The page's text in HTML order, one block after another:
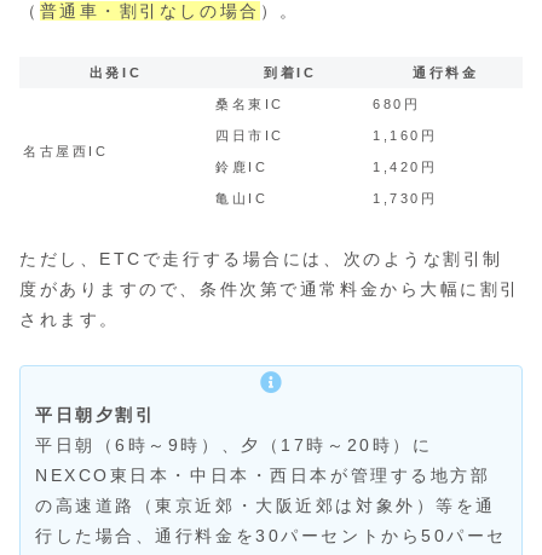
（ 普通車・割引なしの場合 ）。
出発IC 到着IC 通行料金
名古屋西IC
桑名東IC 680円
四日市IC 1,160円
鈴鹿IC 1,420円
亀山IC 1,730円
ただし、ETCで走行する場合には、次のような割引制
度がありますので、条件次第で通常料金から大幅に割引
されます。
平日朝夕割引
平日朝（6時～9時）、夕（17時～20時）に
NEXCO東日本・中日本・西日本が管理する地方部
の高速道路（東京近郊・大阪近郊は対象外）等を通
行した場合、通行料金を30パーセントから50パーセ